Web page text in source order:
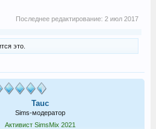
Последнее редактирование:2 июл 2017
это.
Tauc
Sims-модератор
Активист SimsMix 2021